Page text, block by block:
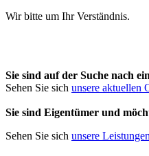
Wir bitte um Ihr Verständnis.
Sie sind auf der Suche nach
Sehen Sie sich unsere aktuellen
Sie sind Eigentümer und
Sehen Sie sich unsere